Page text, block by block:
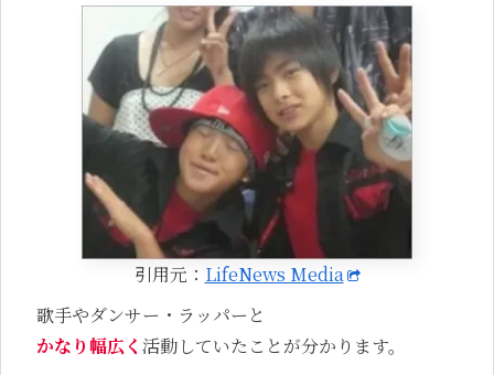
引用元： LifeNews Media
歌手やダンサー・ラッパーと
かなり幅広く 活動していたことが分かります。